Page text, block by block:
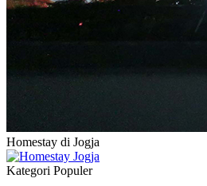
Homestay di Jogja
Kategori Populer